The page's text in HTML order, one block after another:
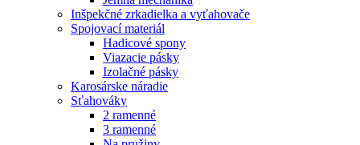
Inšpekčné zrkadielka a vyťahovače
Spojovací materiál
Hadicové spony
Viazacie pásky
Izolačné pásky
Karosárske náradie
Sťahováky
2 ramenné
3 ramenné